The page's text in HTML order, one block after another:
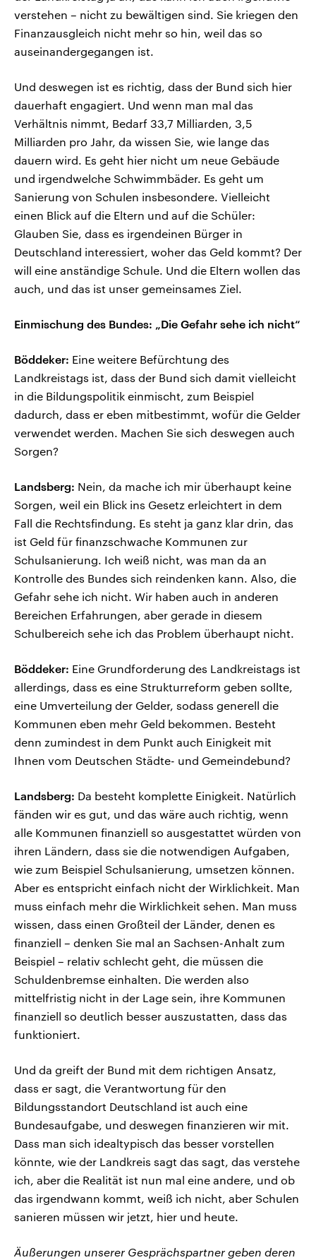
verstehen – nicht zu bewältigen sind. Sie kriegen den
Finanzausgleich nicht mehr so hin, weil das so
auseinandergegangen ist.
Und deswegen ist es richtig, dass der Bund sich hier
dauerhaft engagiert. Und wenn man mal das
Verhältnis nimmt, Bedarf 33,7 Milliarden, 3,5
Milliarden pro Jahr, da wissen Sie, wie lange das
dauern wird. Es geht hier nicht um neue Gebäude
und irgendwelche Schwimmbäder. Es geht um
Sanierung von Schulen insbesondere. Vielleicht
einen Blick auf die Eltern und auf die Schüler:
Glauben Sie, dass es irgendeinen Bürger in
Deutschland interessiert, woher das Geld kommt? Der
will eine anständige Schule. Und die Eltern wollen das
auch, und das ist unser gemeinsames Ziel.
Einmischung des Bundes: „Die Gefahr sehe ich nicht“
Böddeker: Eine weitere Befürchtung des
Landkreistags ist, dass der Bund sich damit vielleicht
in die Bildungspolitik einmischt, zum Beispiel
dadurch, dass er eben mitbestimmt, wofür die Gelder
verwendet werden. Machen Sie sich deswegen auch
Sorgen?
Landsberg: Nein, da mache ich mir überhaupt keine
Sorgen, weil ein Blick ins Gesetz erleichtert in dem
Fall die Rechtsfindung. Es steht ja ganz klar drin, das
ist Geld für finanzschwache Kommunen zur
Schulsanierung. Ich weiß nicht, was man da an
Kontrolle des Bundes sich reindenken kann. Also, die
Gefahr sehe ich nicht. Wir haben auch in anderen
Bereichen Erfahrungen, aber gerade in diesem
Schulbereich sehe ich das Problem überhaupt nicht.
Böddeker: Eine Grundforderung des Landkreistags ist
allerdings, dass es eine Strukturreform geben sollte,
eine Umverteilung der Gelder, sodass generell die
Kommunen eben mehr Geld bekommen. Besteht
denn zumindest in dem Punkt auch Einigkeit mit
Ihnen vom Deutschen Städte- und Gemeindebund?
Landsberg: Da besteht komplette Einigkeit. Natürlich
fänden wir es gut, und das wäre auch richtig, wenn
alle Kommunen finanziell so ausgestattet würden von
ihren Ländern, dass sie die notwendigen Aufgaben,
wie zum Beispiel Schulsanierung, umsetzen können.
Aber es entspricht einfach nicht der Wirklichkeit. Man
muss einfach mehr die Wirklichkeit sehen. Man muss
wissen, dass einen Großteil der Länder, denen es
finanziell – denken Sie mal an Sachsen-Anhalt zum
Beispiel – relativ schlecht geht, die müssen die
Schuldenbremse einhalten. Die werden also
mittelfristig nicht in der Lage sein, ihre Kommunen
finanziell so deutlich besser auszustatten, dass das
funktioniert.
Und da greift der Bund mit dem richtigen Ansatz,
dass er sagt, die Verantwortung für den
Bildungsstandort Deutschland ist auch eine
Bundesaufgabe, und deswegen finanzieren wir mit.
Dass man sich idealtypisch das besser vorstellen
könnte, wie der Landkreis sagt das sagt, das verstehe
ich, aber die Realität ist nun mal eine andere, und ob
das irgendwann kommt, weiß ich nicht, aber Schulen
sanieren müssen wir jetzt, hier und heute.
Äußerungen unserer Gesprächspartner geben deren